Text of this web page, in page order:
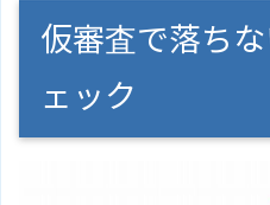
仮審査で落ち
ェック